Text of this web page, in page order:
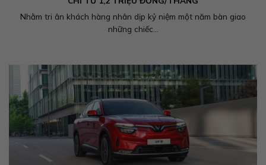
Nhằm tri ân khách hàng nhân dịp kỷ niệm một năm bàn giao
những chiếc...